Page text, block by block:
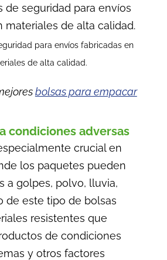
para envíos fabricadas en
de alta calidad.
bolsas para empacar
condiciones adversas
crucial en
los paquetes pueden
a golpes, polvo, lluvia,
de este tipo de bolsas
resistentes que
de condiciones
y otros factores